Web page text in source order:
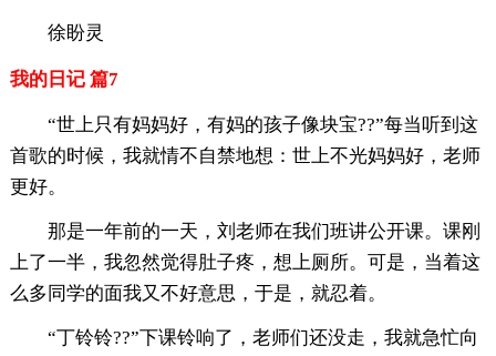
徐盼灵
我的日记 篇7
“世上只有妈妈好，有妈的孩子像块宝??”每当听到这
首歌的时候，我就情不自禁地想：世上不光妈妈好，老师
更好。
那是一年前的一天，刘老师在我们班讲公开课。课刚
上了一半，我忽然觉得肚子疼，想上厕所。可是，当着这
么多同学的面我又不好意思，于是，就忍着。
“丁铃铃??”下课铃响了，老师们还没走，我就急忙向